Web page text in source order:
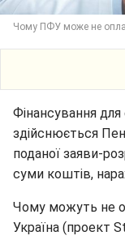
Чому ПФУ може не
Фінансування
здійснюється
поданої заяви-
суми коштів,
Чому можуть не
Україна (проект